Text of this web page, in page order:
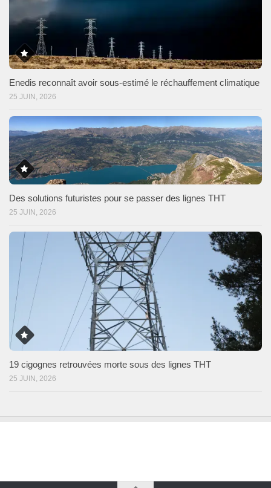
Enedis reconnaît avoir sous-estimé le réchauffement climatique
25 JUIN, 2026
Des solutions futuristes pour se passer des lignes THT
25 JUIN, 2026
19 cigognes retrouvées morte sous des lignes THT
25 JUIN, 2026